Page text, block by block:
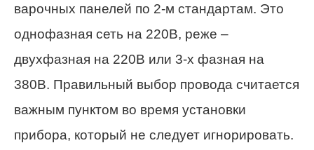
варочных панелей по 2-м стандартам. Это
однофазная сеть на 220В, реже –
двухфазная на 220В или 3-х фазная на
380В. Правильный выбор провода считается
важным пунктом во время установки
прибора, который не следует игнорировать.